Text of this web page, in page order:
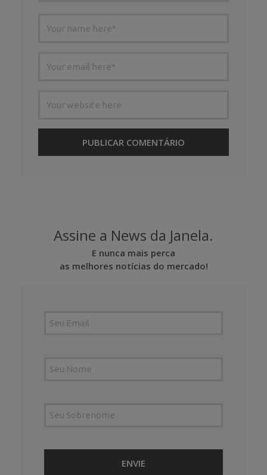
Assine a News da Janela.
E nunca mais perca
as melhores notícias do mercado!